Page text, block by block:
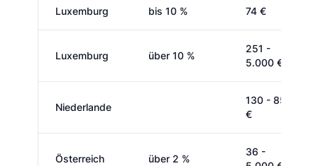
Luxemburg bis 10 % 74 €
Luxemburg über 10 %
251 -
5.000 €
Niederlande
130 - 850
€
Österreich über 2 %
36 -